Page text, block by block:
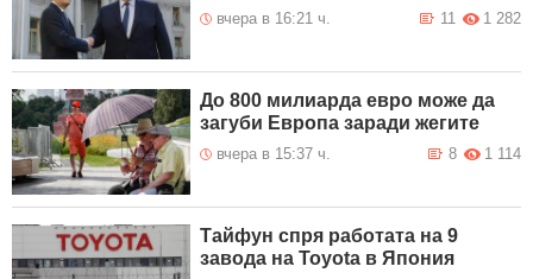
вчера в 16:21 ч. 1 282
11
До 800 милиарда евро може да
загуби Европа заради жегите
вчера в 15:37 ч. 1 114
8
Тайфун спря работата на 9
завода на Toyota в Япония